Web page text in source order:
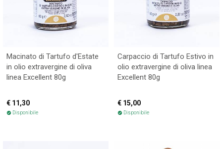
Macinato di Tartufo d'Estate
in olio extravergine di oliva
linea Excellent 80g
€ 11,30
check_circle Disponibile
Carpaccio di Tartufo Estivo in
olio extravergine di oliva linea
Excellent 80g
€ 15,00
check_circle Disponibile